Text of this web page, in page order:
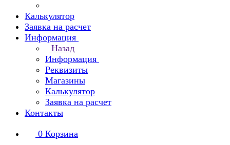
Калькулятор
Заявка на расчет
Информация
Назад
Информация
Реквизиты
Магазины
Калькулятор
Заявка на расчет
Контакты
0 Корзина